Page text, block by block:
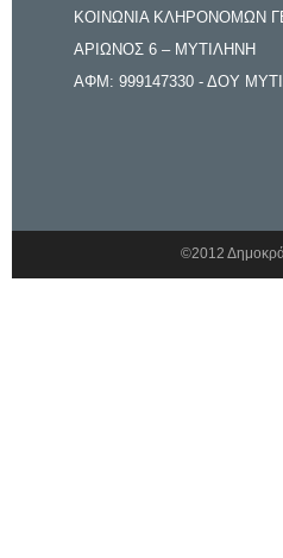
ΚΟΙΝΩΝΙΑ ΚΛΗΡΟΝΟΜΩΝ
ΑΡΙΩΝΟΣ 6 – ΜΥΤΙΛΗΝΗ
ΑΦΜ: 999147330 - ΔΟΥ
©2012